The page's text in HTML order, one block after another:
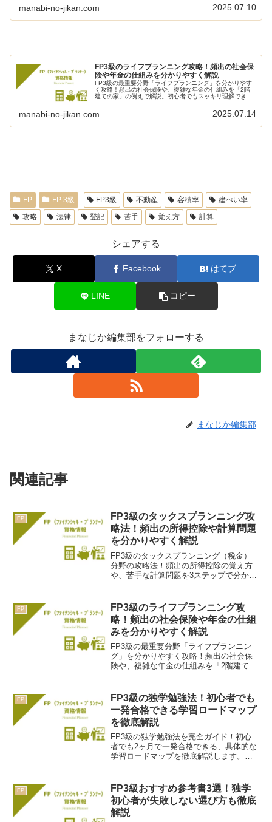
manabi-no-jikan.com 2025.07.10
FP3級のライフプランニング攻略！頻出の社会保
険や年金の仕組みを分かりやすく解説
FP3級の最重要分野「ライフプランニング」を分かりやす
く攻略！頻出の社会保険や、複雑な年金の仕組みを「2階
建ての家」の例えで解説。初心者でもスッキリ理解でき
manabi-no-jikan.com 2025.07.14
FP FP 3級 FP3級 不動産 容積率
建ぺい率
攻略
法律 登記 苦手 覚え方 計算
シェアする
X Facebook はてブ
LINE コピー
まなじか編集部をフォローする
まなじか編集部
関連記事
FP
FP3級のタックスプランニング攻
略法！頻出の所得控除や計算問題
を分かりやすく解説
FP3級のタックスプランニング（税金）
分野の攻略法！頻出の所得控除の覚え方
や、苦手な計算問題を3ステップで分かり
ます。
FP
FP3級のライフプランニング攻
略！頻出の社会保険や年金の仕組
みを分かりやすく解説
FP3級の最重要分野「ライフプランニン
グ」を分かりやすく攻略！頻出の社会保
険や、複雑な年金の仕組みを「2階建ての
FP
FP3級の独学勉強法！初心者でも
一発合格できる学習ロードマップ
を徹底解説
FP3級の独学勉強法を完全ガイド！初心
者でも2ヶ月で一発合格できる、具体的な
学習ロードマップを徹底解説します。勉
道筋が見えます。
FP
FP3級おすすめ参考書3選！独学
初心者が失敗しない選び方も徹底
解説